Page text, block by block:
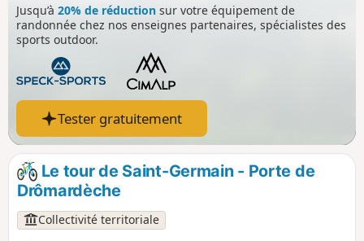
Jusqu’à 20% de réduction sur votre équipement de
randonnée chez nos enseignes partenaires, spécialistes des
sports outdoor.
Tester gratuitement
Le tour de Saint-Germain - Porte de
Drômardèche
Collectivité territoriale